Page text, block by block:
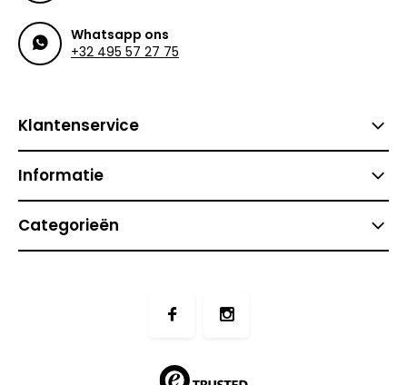
Whatsapp ons
+32 495 57 27 75
Klantenservice
Informatie
Categorieën